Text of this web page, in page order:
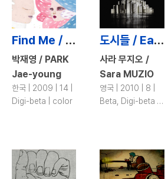
Find Me / Find Me
박재영 / PARK
Jae-young
한국 | 2009 | 14 |
Digi-beta | color
도시들 / Earthbound
사라 무지오 /
Sara MUZIO
영국 | 2010 | 8 |
Beta, Digi-beta |